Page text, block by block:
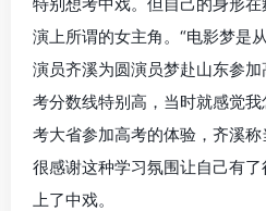
演上所谓的女主角。“电影梦是
演员齐溪为圆演员梦赴山东参
考分数线特别高，当时就感觉
考大省参加高考的体验，齐溪
很感谢这种学习氛围让自己有
上了中戏。